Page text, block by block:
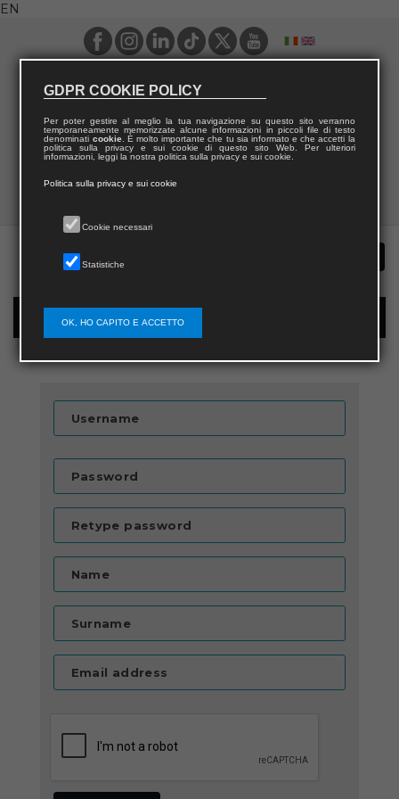
EN
New user registration
Username
Password
Retype password
Name
Surname
Email address
GDPR COOKIE POLICY
Per poter gestire al meglio la tua navigazione su questo sito verranno
temporaneamente memorizzate alcune informazioni in piccoli file di testo
denominati cookie. È molto importante che tu sia informato e che accetti la
politica sulla privacy e sui cookie di questo sito Web. Per ulteriori
informazioni, leggi la nostra politica sulla privacy e sui cookie.
Politica sulla privacy e sui cookie
Cookie necessari
Statistiche
OK, HO CAPITO E ACCETTO